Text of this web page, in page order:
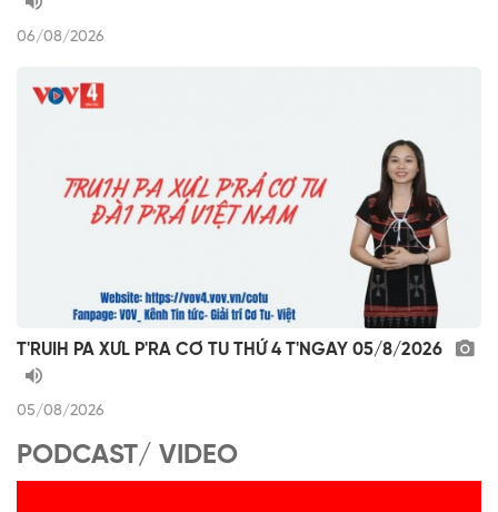
06/08/2026
T'RUIH PA XƯL P'RA CƠ TU THỨ 4 T'NGAY 05/8/2026
05/08/2026
PODCAST/ VIDEO